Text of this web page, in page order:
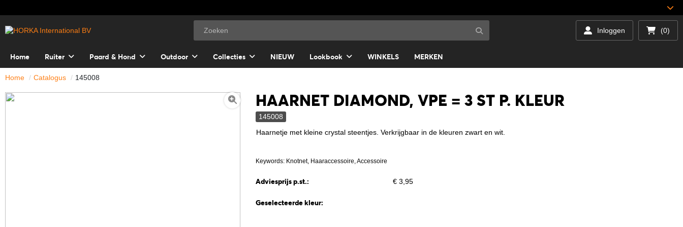
Inloggen (0)
Home Ruiter Paard & Hond Outdoor Collecties NIEUW Lookbook WINKELS MERKEN
Home Catalogus 145008
HAARNET DIAMOND, VPE = 3 ST P. KLEUR
145008
Haarnetje met kleine crystal steentjes. Verkrijgbaar in de kleuren zwart en wit.
Keywords: Knotnet, Haaraccessoire, Accessoire
Adviesprijs p.st.: € 3,95
Geselecteerde kleur: